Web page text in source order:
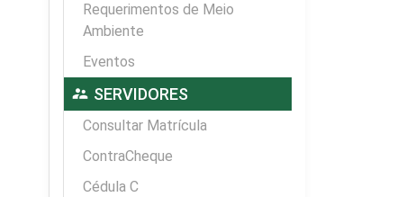
Requerimentos de Meio
Ambiente
Eventos
supervisor_account SERVIDORES
Consultar Matrícula
ContraCheque
Cédula C